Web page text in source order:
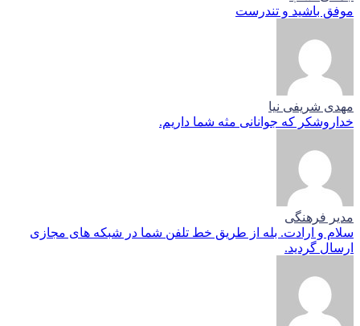
موفق باشید و تندرست
مهدی شریفی نیا
خداروشکر که جوانانی مثه شما داریم.
مدیر فرهنگی
سلام و ارادت. بله از طریق خط تلفن شما در شبکه های مجازی
ارسال گردید.